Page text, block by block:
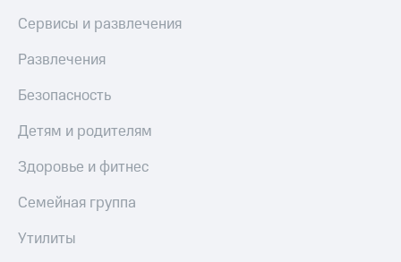
Сервисы и развлечения
Развлечения
Безопасность
Детям и родителям
Здоровье и фитнес
Семейная группа
Утилиты